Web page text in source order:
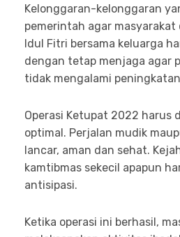
Kelonggaran-kelonggaran
pemerintah agar masyarakat
Idul Fitri bersama keluarga
dengan tetap menjaga agar
tidak mengalami
Operasi Ketupat 2022 harus
optimal. Perjalan mudik
lancar, aman dan sehat.
kamtibmas sekecil apapun
antisipasi.
Ketika operasi ini berhasil,